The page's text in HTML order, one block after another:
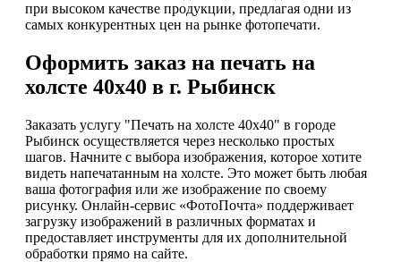
при высоком качестве продукции, предлагая одни из
самых конкурентных цен на рынке фотопечати.
Оформить заказ на печать на
холсте 40х40 в г. Рыбинск
Заказать услугу "Печать на холсте 40х40" в городе
Рыбинск осуществляется через несколько простых
шагов. Начните с выбора изображения, которое хотите
видеть напечатанным на холсте. Это может быть любая
ваша фотография или же изображение по своему
рисунку. Онлайн-сервис «ФотоПочта» поддерживает
загрузку изображений в различных форматах и
предоставляет инструменты для их дополнительной
обработки прямо на сайте.